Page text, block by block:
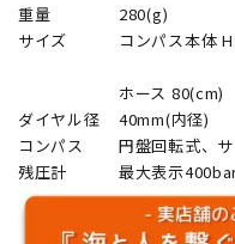
重量
280(g)
サイズ
コンパス本体
ホース 80(cm)
ダイヤル径
40mm(内径)
コンパス
円盤回転式、
残圧計
最大表示